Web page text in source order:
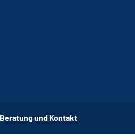
Beratung und Kontakt